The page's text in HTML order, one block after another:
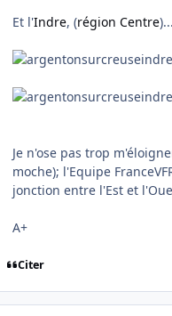
Et l'Indre, (région Centre
Je n'ose pas trop
moche); l'Equipe
jonction entre l'Est et
A+
Citer